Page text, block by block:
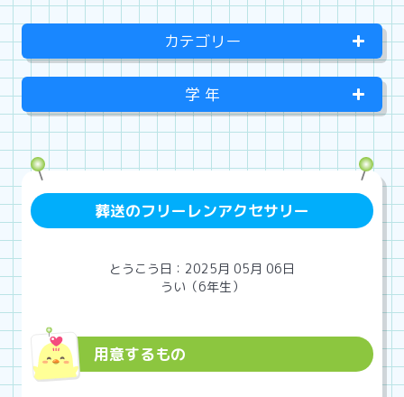
カテゴリー
学 年
葬送のフリーレンアクセサリー
とうこう日：2025月 05月 06日
うい（6年生）
用意するもの